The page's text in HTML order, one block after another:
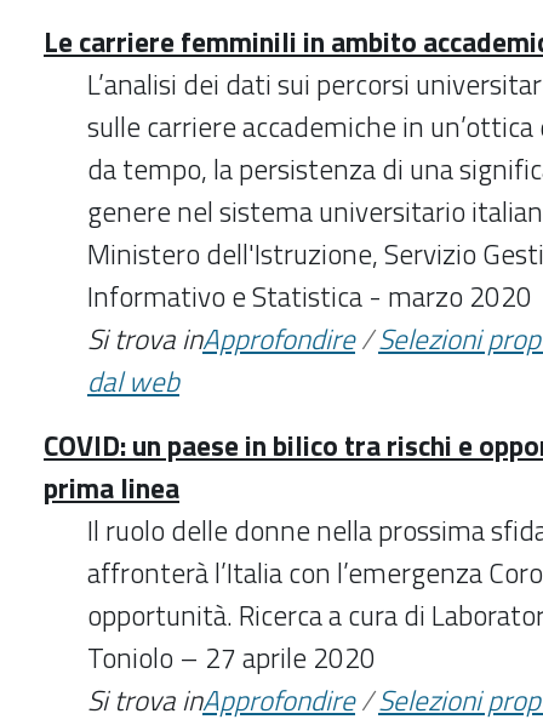
Le carriere femminili in ambito
L’analisi dei dati sui percorsi
sulle carriere accademiche in
da tempo, la persistenza di una
genere nel sistema universitario
Ministero dell'Istruzione, Servizio
Informativo e Statistica - marzo 2020
Si trova inApprofondire/Selezioni
dal web
COVID: un paese in bilico tra rischi e
prima linea
Il ruolo delle donne nella prossima
affronterà l’Italia con l’emergenza
opportunità. Ricerca a cura di
Toniolo – 27 aprile 2020
Si trova inApprofondire/Selezioni